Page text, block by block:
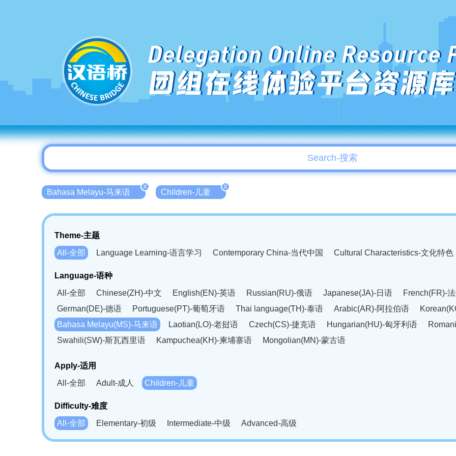
Delegation Online Resource
团组在线体验平台资源库
Bahasa Melayu-马来语
X
Children-儿童
X
Theme-主题
All-全部
Language Learning-语言学习 Contemporary China-当代中国 Cultural Characteristics-文化特色
Language-语种
All-全部
Chinese(ZH)-中文 English(EN)-英语 Russian(RU)-俄语 Japanese(JA)-日语
French(FR)-
German(DE)-德语
Portuguese(PT)-葡萄牙语 Thai language(TH)-泰语 Arabic(AR)-阿拉伯语
Bahasa Melayu(MS)-马来语
Laotian(LO)-老挝语 Czech(CS)-捷克语 Hungarian(HU)-匈牙利语
Swahili(SW)-斯瓦西里语
Kampuchea(KH)-柬埔寨语 Mongolian(MN)-蒙古语
Apply-适用
All-全部
Adult-成人 Children-儿童
Difficulty-难度
All-全部
Elementary-初级 Intermediate-中级 Advanced-高级